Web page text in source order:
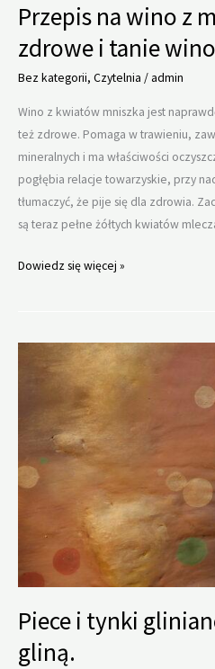
Przepis na wino z
zdrowe i tanie
Bez kategorii, Czytelnia /admin
Wino z kwiatów mniszka jest
też zdrowe. Pomaga w trawieniu,
mineralnych i ma właściwości
pogłębia relacje towarzyskie, przy
tłumaczyć, że pije się dla zdrowia.
są teraz pełne żółtych kwiatów
Przepis
tanie
wino
kwiatów.
Dowiedz się więcej »
Piece i tynki
gliną.